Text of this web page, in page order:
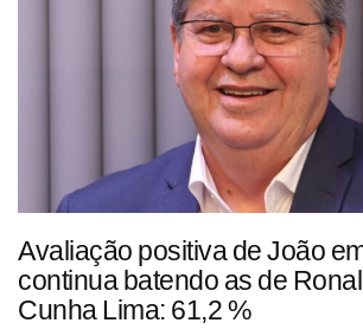
Avaliação positiva de João
continua batendo as de
Cunha Lima: 61,2 %